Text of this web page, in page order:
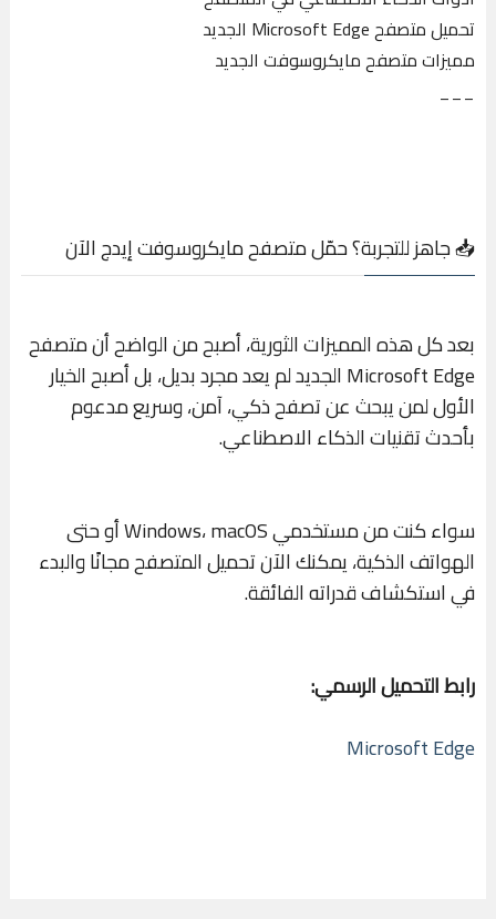
تحميل متصفح Microsoft Edge الجديد
مميزات متصفح مايكروسوفت الجديد
___
📥 جاهز للتجربة؟ حمّل متصفح مايكروسوفت إيدج الآن
بعد كل هذه المميزات الثورية، أصبح من الواضح أن متصفح
Microsoft Edge الجديد لم يعد مجرد بديل، بل أصبح الخيار
الأول لمن يبحث عن تصفح ذكي، آمن، وسريع مدعوم
بأحدث تقنيات الذكاء الاصطناعي.
سواء كنت من مستخدمي Windows، macOS أو حتى
الهواتف الذكية، يمكنك الآن تحميل المتصفح مجانًا والبدء
في استكشاف قدراته الفائقة.
رابط التحميل الرسمي:
Microsoft Edge